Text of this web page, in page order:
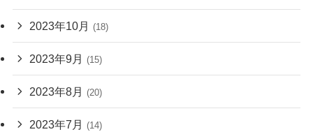
2023年10月 (18)
2023年9月 (15)
2023年8月 (20)
2023年7月 (14)